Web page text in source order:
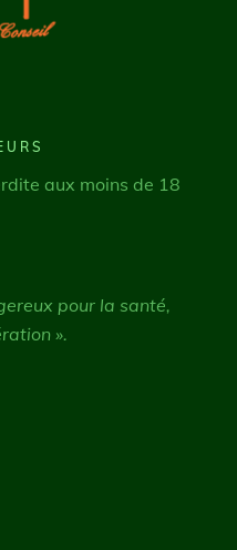
aux moins de 18
pour la santé,
».